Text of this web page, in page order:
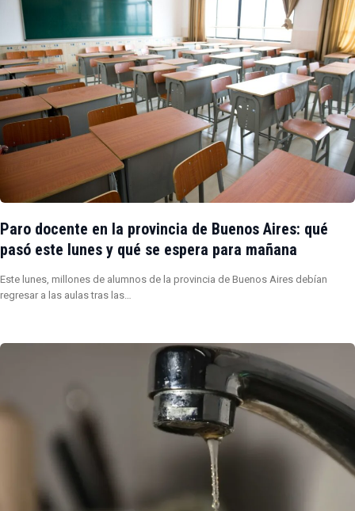
Paro docente en la provincia de Buenos Aires: qué
pasó este lunes y qué se espera para mañana
Este lunes, millones de alumnos de la provincia de Buenos Aires debían
regresar a las aulas tras las…